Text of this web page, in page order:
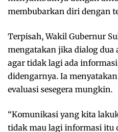
membubarkan diri dengan
Terpisah, Wakil Gubernur
mengatakan jika dialog
agar tidak lagi ada
didengarnya. Ia
evaluasi sesegera mungkin.
“Komunikasi yang kita
tidak mau lagi informasi itu